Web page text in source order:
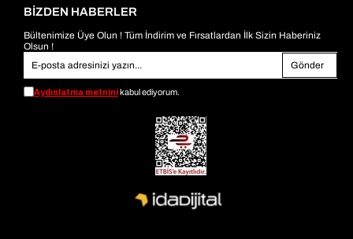
BİZDEN HABERLER
Bültenimize Üye Olun ! Tüm İndirim ve Fırsatlardan İlk Sizin Haberiniz
Olsun !
Gönder
Aydınlatma metninikabul ediyorum.